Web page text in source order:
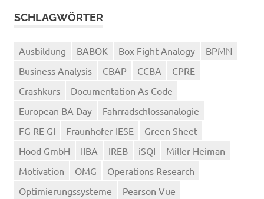
SCHLAGWÖRTER
Ausbildung BABOK Box Fight Analogy
BPMN
Business Analysis
CBAP CCBA
CPRE
Crashkurs
Documentation As Code
European BA Day
Fahrradschlossanalogie
FG RE GI
Fraunhofer IESE
Green Sheet
Hood GmbH
IIBA IREB iSQI
Miller Heiman
Motivation
OMG
Operations Research
Optimierungssysteme
Pearson Vue